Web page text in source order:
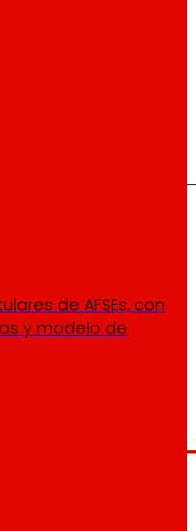
de AFSEs, con
y modelo de